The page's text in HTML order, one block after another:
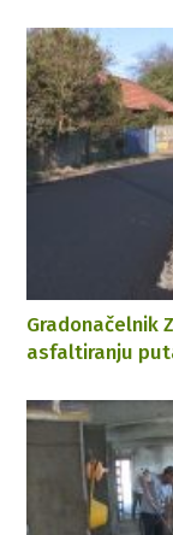
Gradonačelnik
asfaltiranju